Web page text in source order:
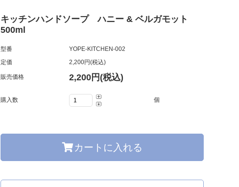
グッズ
キッチンハンドソープ ハニー & ベルガモット
500ml
型番
YOPE-KITCHEN-002
定価
2,200円(税込)
販売価格 2,200円(税込)
購入数 個
カートに入れる